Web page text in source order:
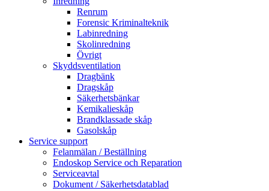
Renrum
Forensic Kriminalteknik
Labinredning
Skolinredning
Övrigt
Skyddsventilation
Dragbänk
Dragskåp
Säkerhetsbänkar
Kemikalieskåp
Brandklassade skåp
Gasolskåp
Service support
Felanmälan / Beställning
Endoskop Service och Reparation
Serviceavtal
Dokument / Säkerhetsdatablad